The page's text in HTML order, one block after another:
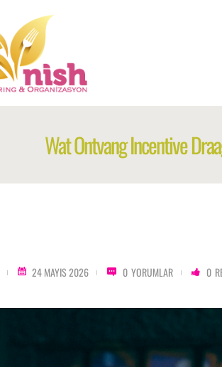
Wat Ontvang Incentive
24 MAYIS 2026 0 YORUMLAR 0